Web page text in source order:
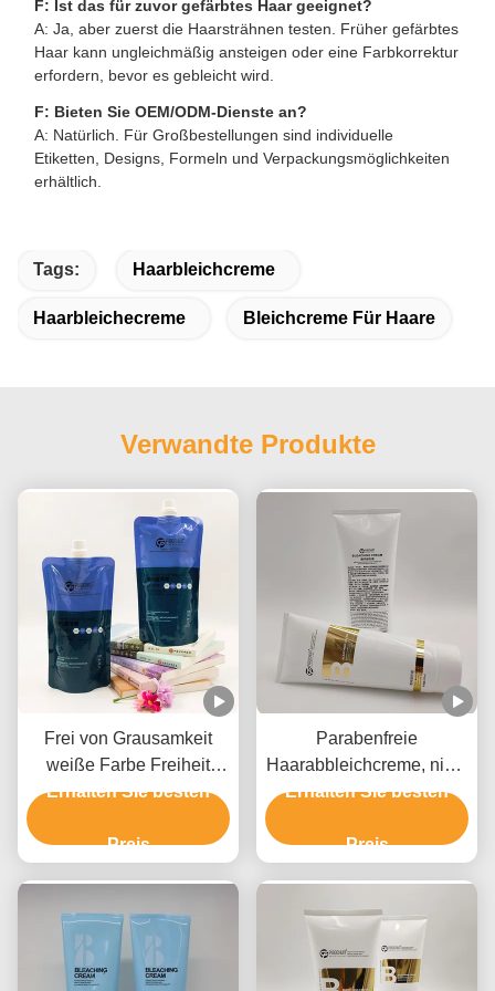
F: Ist das für zuvor gefärbtes Haar geeignet?
A: Ja, aber zuerst die Haarsträhnen testen. Früher gefärbtes
Haar kann ungleichmäßig ansteigen oder eine Farbkorrektur
erfordern, bevor es gebleicht wird.
F: Bieten Sie OEM/ODM-Dienste an?
A: Natürlich. Für Großbestellungen sind individuelle
Etiketten, Designs, Formeln und Verpackungsmöglichkeiten
erhältlich.
Tags: Haarbleichcreme
Haarbleichecreme Bleichcreme Für Haare
Verwandte Produkte
Frei von Grausamkeit
weiße Farbe Freiheit
Creme Bleach
Haartypen
Erhalten Sie besten
Preis
Parabenfreie
Haarabbleichcreme, nicht
irritierende
Erhalten Sie besten
Preis